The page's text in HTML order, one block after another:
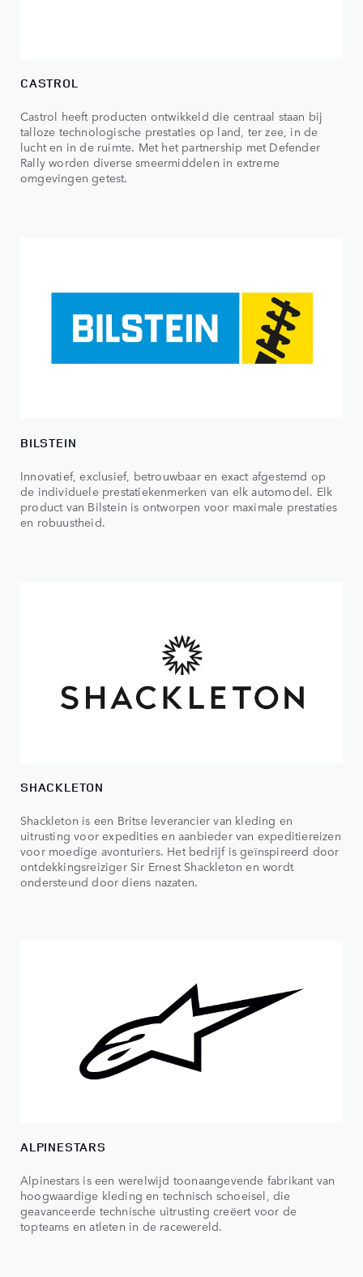
CASTROL
Castrol heeft producten ontwikkeld die centraal staan bij
talloze technologische prestaties op land, ter zee, in de
lucht en in de ruimte. Met het partnership met Defender
Rally worden diverse smeermiddelen in extreme
omgevingen getest.
BILSTEIN
Innovatief, exclusief, betrouwbaar en exact afgestemd op
de individuele prestatiekenmerken van elk automodel. Elk
product van Bilstein is ontworpen voor maximale prestaties
en robuustheid.
SHACKLETON
Shackleton is een Britse leverancier van kleding en
uitrusting voor expedities en aanbieder van expeditiereizen
voor moedige avonturiers. Het bedrijf is geïnspireerd door
ontdekkingsreiziger Sir Ernest Shackleton en wordt
ondersteund door diens nazaten.
ALPINESTARS
Alpinestars is een werelwijd toonaangevende fabrikant van
hoogwaardige kleding en technisch schoeisel, die
geavanceerde technische uitrusting creëert voor de
topteams en atleten in de racewereld.